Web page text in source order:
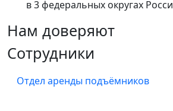
в 3 федеральных округах
Нам доверяют
Сотрудники
Отдел аренды подъёмников